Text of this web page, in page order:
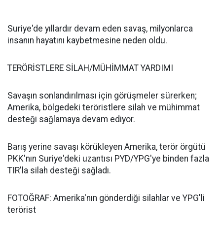
Suriye'de yıllardır devam eden savaş, milyonlarca
insanın hayatını kaybetmesine neden oldu.
TERÖRİSTLERE SİLAH/MÜHİMMAT YARDIMI
Savaşın sonlandırılması için görüşmeler sürerken;
Amerika, bölgedeki teröristlere silah ve mühimmat
desteği sağlamaya devam ediyor.
Barış yerine savaşı körükleyen Amerika, terör örgütü
PKK'nın Suriye'deki uzantısı PYD/YPG'ye binden fazla
TIR'la silah desteği sağladı.
FOTOĞRAF: Amerika'nın gönderdiği silahlar ve YPG'li
terörist